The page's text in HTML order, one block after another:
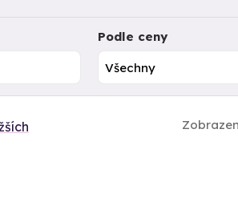
Podle ceny